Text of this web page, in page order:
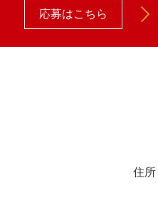
応募はこちら
住所